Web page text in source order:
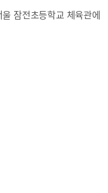
잠전초등학교 체육관에